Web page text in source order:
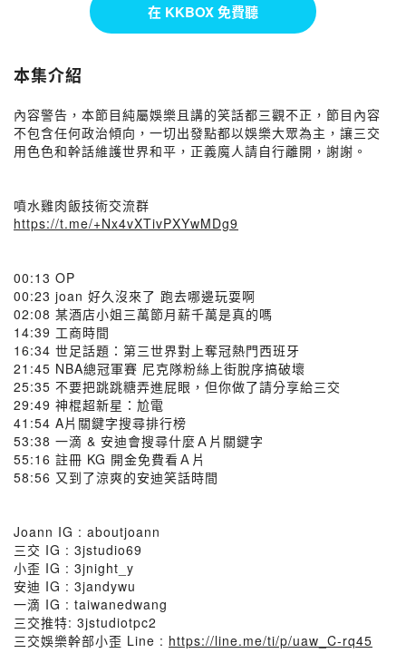
在 KKBOX 免費聽
本集介紹
內容警告，本節目純屬娛樂且講的笑話都三觀不正，節目內容
不包含任何政治傾向，一切出發點都以娛樂大眾為主，讓三交
用色色和幹話維護世界和平，正義魔人請自行離開，謝謝。
噴水雞肉飯技術交流群
https://t.me/+Nx4vXTivPXYwMDg9
00:13 OP
00:23 joan 好久沒來了 跑去哪邊玩耍啊
02:08 某酒店小姐三萬節月薪千萬是真的嗎
14:39 工商時間
16:34 世足話題：第三世界對上奪冠熱門西班牙
21:45 NBA總冠軍賽 尼克隊粉絲上街脫序搞破壞
25:35 不要把跳跳糖弄進屁眼，但你做了請分享給三交
29:49 神棍超新星：尬電
41:54 A片關鍵字搜尋排行榜
53:38 一滴 & 安迪會搜尋什麼Ａ片關鍵字
55:16 註冊 KG 開金免費看Ａ片
58:56 又到了涼爽的安迪笑話時間
Joann IG : aboutjoann
三交 IG : 3jstudio69
小歪 IG : 3jnight_y
安迪 IG : 3jandywu
一滴 IG : taiwanedwang
三交推特: 3jstudiotpc2
三交娛樂幹部小歪 Line : https://line.me/ti/p/uaw_C-rq45